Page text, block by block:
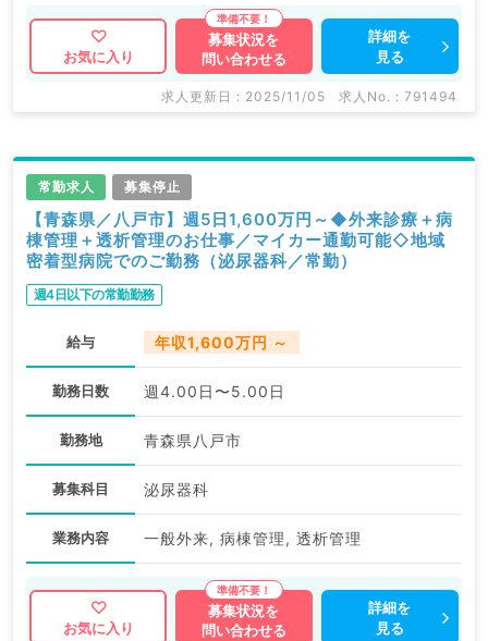
お気に入り
募集状況を
問い合わせる
詳細を
見る
求人更新日 : 2025/11/05 求人No. : 791494
常勤求人 募集停止
【青森県／八戸市】週5日1,600万円～◆外来診療＋病
棟管理＋透析管理のお仕事／マイカー通勤可能◇地域
密着型病院でのご勤務（泌尿器科／常勤）
週4日以下の常勤勤務
給与 年収1,600万円 ～
勤務日数 週4.00日〜5.00日
勤務地 青森県八戸市
募集科目 泌尿器科
業務内容 一般外来, 病棟管理, 透析管理
お気に入り
募集状況を
問い合わせる
詳細を
見る